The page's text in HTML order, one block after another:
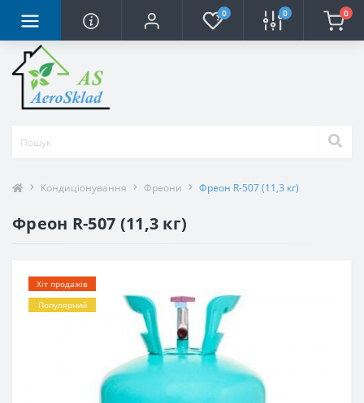
0 0 0
Кондиціонування Фреони Фреон R-507 (11,3 кг)
Фреон R-507 (11,3 кг)
Хіт продажів
Популярний